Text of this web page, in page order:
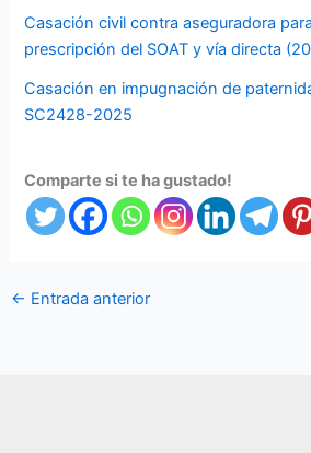
Casación civil contra aseguradora
prescripción del SOAT y vía directa
Casación en impugnación de
SC2428-2025
Comparte si te ha gustado!
← Entrada anterior